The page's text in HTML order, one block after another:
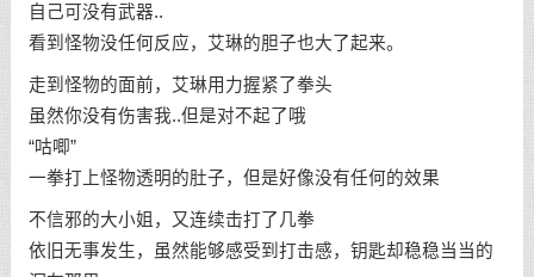
自己可没有武器..
看到怪物没任何反应，艾琳的胆子也大了起来。
走到怪物的面前，艾琳用力握紧了拳头
虽然你没有伤害我..但是对不起了哦
“咕唧”
一拳打上怪物透明的肚子，但是好像没有任何的效果
不信邪的大小姐，又连续击打了几拳
依旧无事发生，虽然能够感受到打击感，钥匙却稳稳当当的